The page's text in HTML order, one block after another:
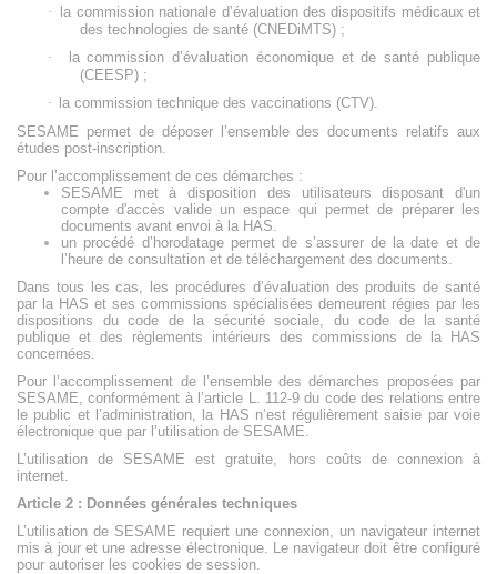
·
la commission nationale d’évaluation des dispositifs médicaux et
des technologies de santé (CNEDiMTS) ;
·
la commission d’évaluation économique et de santé publique
(CEESP) ;
·
la commission technique des vaccinations (CTV).
SESAME permet de déposer l’ensemble des documents relatifs aux
études post-inscription.
Pour l’accomplissement de ces démarches :
SESAME met à disposition des utilisateurs disposant d'un
compte d'accès valide un espace qui permet de préparer les
documents avant envoi à la HAS.
un procédé d’horodatage permet de s’assurer de la date et de
l’heure de consultation et de téléchargement des documents.
Dans tous les cas, les procédures d’évaluation des produits de santé
par la HAS et ses commissions spécialisées demeurent régies par les
dispositions du code de la sécurité sociale, du code de la santé
publique et des règlements intérieurs des commissions de la HAS
concernées.
Pour l’accomplissement de l’ensemble des démarches proposées par
SESAME, conformément à l’article L. 112-9 du code des relations entre
le public et l’administration, la HAS n’est régulièrement saisie par voie
électronique que par l’utilisation de SESAME.
L’utilisation de SESAME est gratuite, hors coûts de connexion à
internet.
Article 2 : Données générales techniques
L’utilisation de SESAME requiert une connexion, un navigateur internet
mis à jour et une adresse électronique. Le navigateur doit être configuré
pour autoriser les cookies de session.